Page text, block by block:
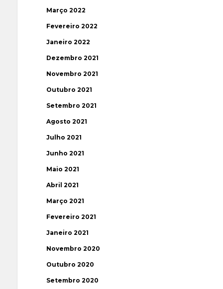
Março 2022
Fevereiro 2022
Janeiro 2022
Dezembro 2021
Novembro 2021
Outubro 2021
Setembro 2021
Agosto 2021
Julho 2021
Junho 2021
Maio 2021
Abril 2021
Março 2021
Fevereiro 2021
Janeiro 2021
Novembro 2020
Outubro 2020
Setembro 2020